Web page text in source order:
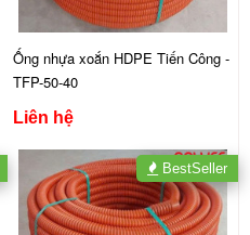
Ống nhựa xoắn HDPE Tiến Công -
TFP-50-40
Liên hệ
BestSeller